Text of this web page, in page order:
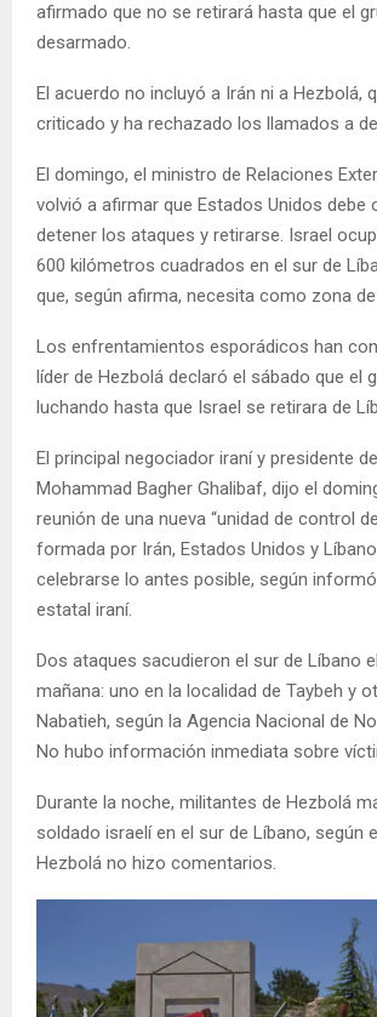
afirmado que no se retirará hasta que el
desarmado.
El acuerdo no incluyó a Irán ni a Hezbolá,
criticado y ha rechazado los llamados a
El domingo, el ministro de Relaciones
volvió a afirmar que Estados Unidos debe
detener los ataques y retirarse. Israel
600 kilómetros cuadrados en el sur de
que, según afirma, necesita como zona
Los enfrentamientos esporádicos han
líder de Hezbolá declaró el sábado que el
luchando hasta que Israel se retirara de
El principal negociador iraní y presidente
Mohammad Bagher Ghalibaf, dijo el
reunión de una nueva “unidad de control
formada por Irán, Estados Unidos y
celebrarse lo antes posible, según
estatal iraní.
Dos ataques sacudieron el sur de Líbano
mañana: uno en la localidad de Taybeh y
Nabatieh, según la Agencia Nacional de
No hubo información inmediata sobre
Durante la noche, militantes de Hezbolá
soldado israelí en el sur de Líbano, según
Hezbolá no hizo comentarios.